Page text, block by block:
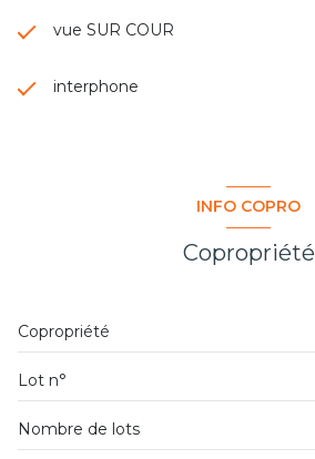
vue SUR COUR
interphone
INFO COPRO
Copropriété
Copropriété
Lot n°
Nombre de lots